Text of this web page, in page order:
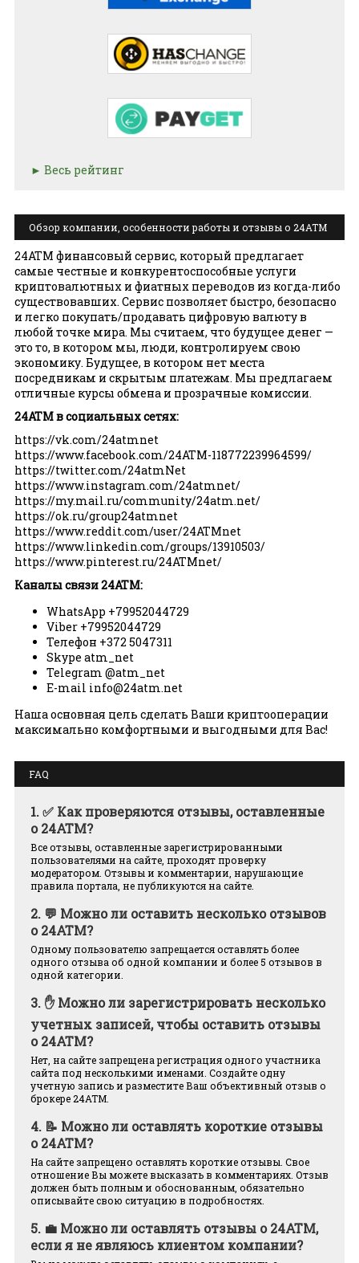
Весь рейтинг
Обзор компании, особенности работы и отзывы о 24ATM
24ATM финансовый сервис, который предлагает
самые честные и конкурентоспособные услуги
криптовалютных и фиатных переводов из когда-либо
существовавших. Сервис позволяет быстро, безопасно
и легко покупать/продавать цифровую валюту в
любой точке мира. Мы считаем, что будущее денег —
это то, в котором мы, люди, контролируем свою
экономику. Будущее, в котором нет места
посредникам и скрытым платежам. Мы предлагаем
отличные курсы обмена и прозрачные комиссии.
24ATM в социальных сетях:
https://vk.com/24atmnet
https://www.facebook.com/24ATM-118772239964599/
https://twitter.com/24atmNet
https://www.instagram.com/24atmnet/
https://my.mail.ru/community/24atm.net/
https://ok.ru/group24atmnet
https://www.reddit.com/user/24ATMnet
https://www.linkedin.com/groups/13910503/
https://www.pinterest.ru/24ATMnet/
Каналы связи 24ATM:
WhatsApp +79952044729
Viber +79952044729
Телефон +372 5047311
Skype atm_net
Telegram @atm_net
E-mail info@24atm.net
Наша основная цель сделать Ваши криптооперации
максимально комфортными и выгодными для Вас!
FAQ
1.✅ Как проверяются отзывы, оставленные
о 24ATM?
Все отзывы, оставленные зарегистрированными
пользователями на сайте, проходят проверку
модератором. Отзывы и комментарии, нарушающие
правила портала, не публикуются на сайте.
2. 💬 Можно ли оставить несколько отзывов
о 24ATM?
Одному пользователю запрещается оставлять более
одного отзыва об одной компании и более 5 отзывов в
одной категории.
3. ✋ Можно ли зарегистрировать несколько
учетных записей, чтобы оставить отзывы
о 24ATM?
Нет, на сайте запрещена регистрация одного участника
сайта под несколькими именами. Создайте одну
учетную запись и разместите Ваш объективный отзыв о
брокере 24ATM.
4. 📝 Можно ли оставлять короткие отзывы
о 24ATM?
На сайте запрещено оставлять короткие отзывы. Свое
отношение Вы можете высказать в комментариях. Отзыв
должен быть полным и обоснованным, обязательно
описывайте свою ситуацию в подробностях.
5. 💼 Можно ли оставлять отзывы о 24ATM,
если я не являюсь клиентом компании?